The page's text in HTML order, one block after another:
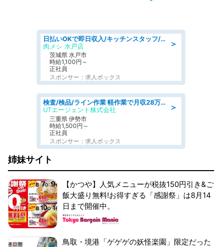
＞
日払いOKで即日収入/キッチンスタッフ/「原付免許必須」デリバリー業務など、自己成長可能な幅広い仕事に挑戦!髪型自由&ピアス・ネイルOK/茨城県/水戸市
肉メシ 水戸店
茨城県 水戸市
時給1,100円～
正社員
スポンサー：求人ボックス
＞
検査/検品/ライン作業 軽作業で月収28万円可 センサー部品の箱詰め 日勤 土日休
UTエージェント株式会社
三重県 伊勢市
時給1,500円～
正社員
スポンサー：求人ボックス
姉妹サイト
【かつや】人気メニューが税抜150円引き&ご
飯大盛り無料!お得すぎる「感謝祭」は8月14
日まで開催中。
鳥取・境港「ゲゲゲの妖怪楽園」限定だった